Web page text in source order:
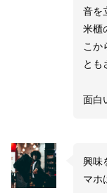
音を
米櫃
こか
とも
面白
興味
マホ